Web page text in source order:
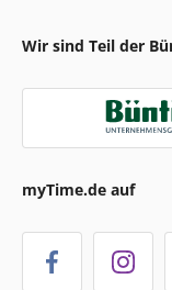
Wir sind Teil der
myTime.de auf